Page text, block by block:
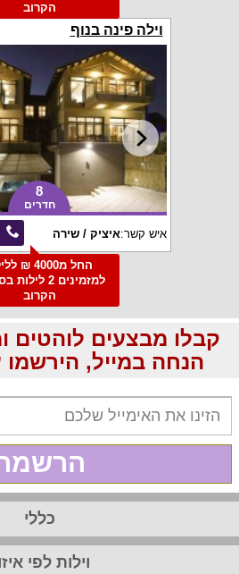
הקרוב
וילה פינה בנוף
8
חדרים
איש קשר:איציק / שירה
החל מ4000 ₪
למזמינים 2
הקרוב
הנחה במייל, הירשמו
כללי
וילות לפי